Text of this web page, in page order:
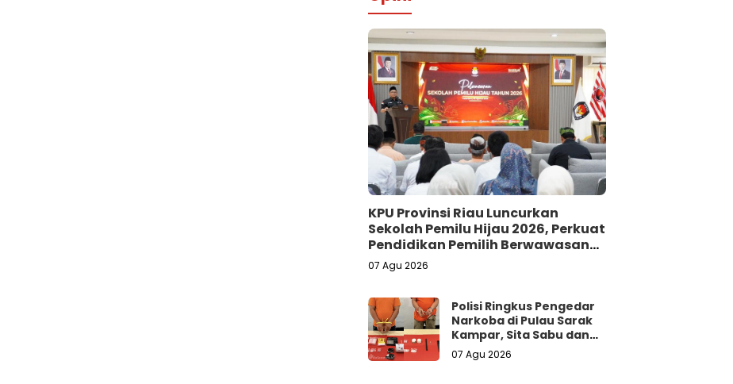
KPU Provinsi Riau Luncurkan
Sekolah Pemilu Hijau 2026, Perkuat
Pendidikan Pemilih Berwawasan
Lingkungan
07 Agu 2026
Polisi Ringkus Pengedar
Narkoba di Pulau Sarak
Kampar, Sita Sabu dan
Ekstasi
07 Agu 2026